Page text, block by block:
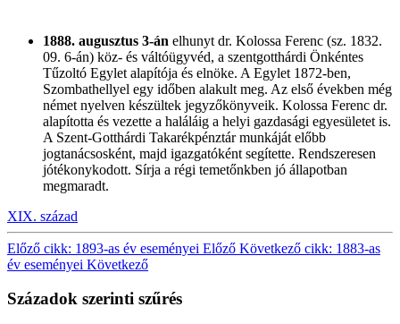
1888. augusztus 3-án elhunyt dr. Kolossa Ferenc (sz. 1832.
09. 6-án) köz- és váltóügyvéd, a szentgotthárdi Önkéntes
Tűzoltó Egylet alapítója és elnöke. A Egylet 1872-ben,
Szombathellyel egy időben alakult meg. Az első években még
német nyelven készültek jegyzőkönyveik. Kolossa Ferenc dr.
alapította és vezette a haláláig a helyi gazdasági egyesületet is.
A Szent-Gotthárdi Takarékpénztár munkáját előbb
jogtanácsosként, majd igazgatóként segítette. Rendszeresen
jótékonykodott. Sírja a régi temetőnkben jó állapotban
megmaradt.
XIX. század
Előző cikk: 1893-as év eseményei Előző Következő cikk: 1883-as
év eseményei Következő
Századok szerinti szűrés